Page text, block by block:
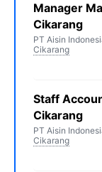
Manager
Cikarang
PT Aisin
Cikarang
Staff
Cikarang
PT Aisin
Cikarang